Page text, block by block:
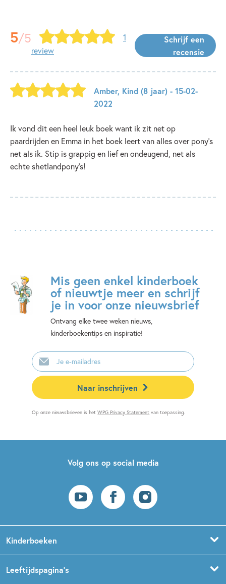
5/5
1
review
Schrijf een
recensie
Amber, Kind (8 jaar) - 15-02-
2022
Ik vond dit een heel leuk boek want ik zit net op
paardrijden en Emma in het boek leert van alles over pony's
net als ik. Stip is grappig en lief en ondeugend, net als
echte shetlandpony's!
Mis geen enkel kinderboek
of nieuwtje meer en schrijf
je in voor onze nieuwsbrief
Ontvang elke twee weken nieuws,
kinderboekentips en inspiratie!
E-
mailadres
Naar inschrijven
Op onze nieuwsbrieven is hetWPG Privacy Statement van toepassing.
Volg ons op social media
Kinderboeken
Leeftijdspagina’s